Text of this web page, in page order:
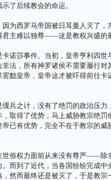
了后续教会的命运。
因为西罗马帝国被日耳曼人灭了
君主难以独尊——这是教权兴盛的
卡诺莎事件。当初，皇帝亨利四
非法，所有神罗诸侯不需要履行
罢黜皇帝，皇帝这才被吓得前往
缓兵之计，没有了绝罚的政治压
，取得了优势，马上威胁教宗绝
帝已有优势，完全不在于教宗的
世俗权力面前从来没有尊严——除
。而到了近代，当各国纷纷完成
，然而最终还是被灭了，于是教